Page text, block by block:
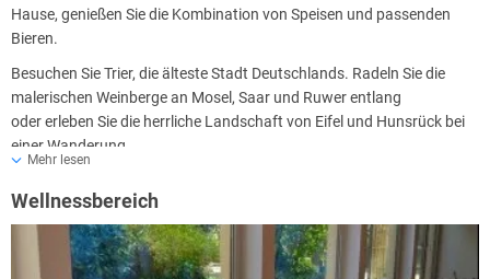
Hause, genießen Sie die Kombination von Speisen und passenden
Bieren.
Besuchen Sie Trier, die älteste Stadt Deutschlands. Radeln Sie die
malerischen Weinberge an Mosel, Saar und Ruwer entlang
oder erleben Sie die herrliche Landschaft von Eifel und Hunsrück bei
einer Wanderung.
Mehr lesen
Wellnessbereich